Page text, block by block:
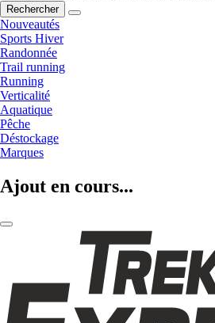
Rechercher
Nouveautés
Sports Hiver
Randonnée
Trail running
Running
Verticalité
Aquatique
Pêche
Déstockage
Marques
Ajout en cours...